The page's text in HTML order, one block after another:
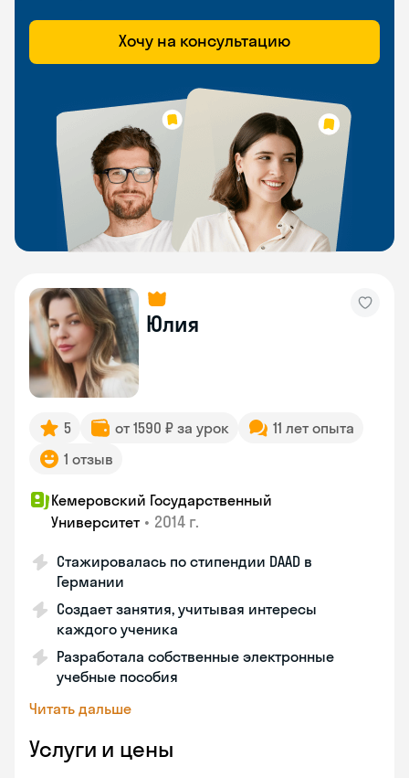
Хочу на консультацию
Юлия
5 от 1590 ₽ за урок
11 лет опыта
1 отзыв
Кемеровский Государственный
Университет • 2014 г.
Стажировалась по стипендии DAAD в
Германии
Создает занятия, учитывая интересы
каждого ученика
Разработала собственные электронные
учебные пособия
Читать дальше
Услуги и цены